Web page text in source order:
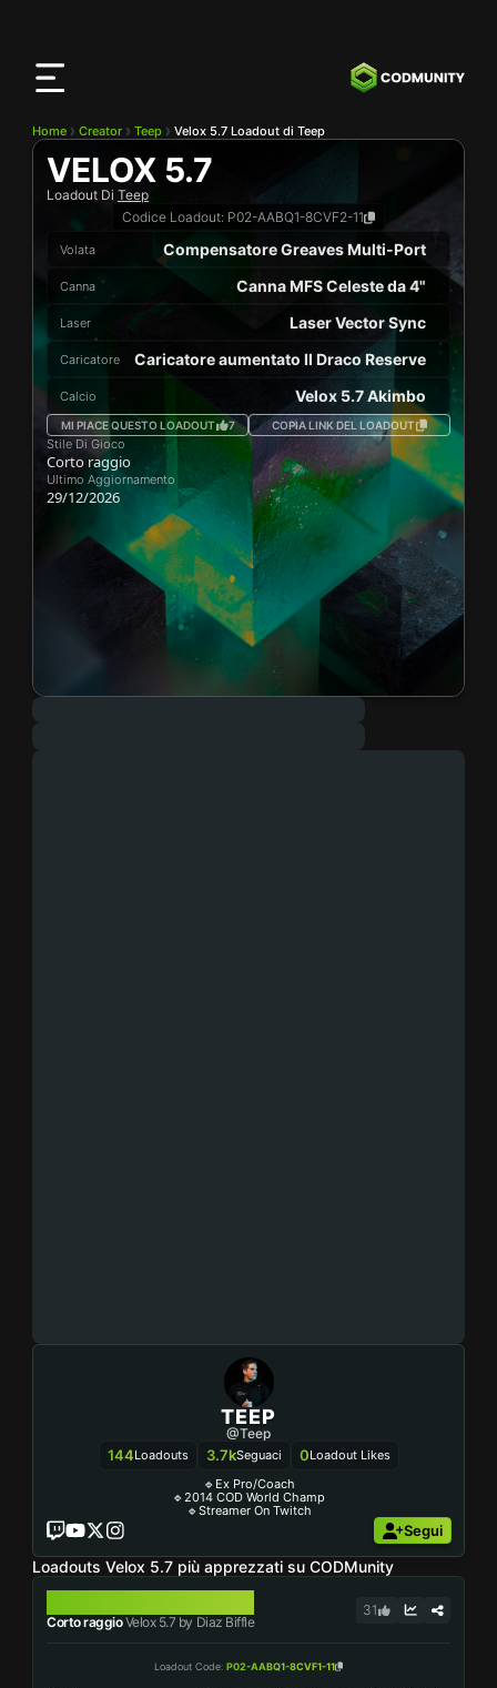
Home Creator Teep Velox 5.7 Loadout di Teep
VELOX 5.7
Loadout Di Teep
Codice Loadout: P02-AABQ1-8CVF2-11
Volata Compensatore Greaves Multi-Port
Canna Canna MFS Celeste da 4"
Laser Laser Vector Sync
Caricatore Caricatore aumentato II Draco Reserve
Calcio Velox 5.7 Akimbo
MI PIACE QUESTO LOADOUT 7 COPIA LINK DEL LOADOUT
Stile Di Gioco
Corto raggio
Ultimo Aggiornamento
29/12/2026
TEEP
@teep
144Loadouts 3.7kSeguaci 0Loadout Likes
🔹Ex Pro/Coach
🔹2014 COD World Champ
🔹Streamer On Twitch
Segui
Loadouts Velox 5.7 più apprezzati su CODMunity
Corto raggioVelox 5.7 by Diaz Biffle
31
Loadout Code: P02-AABQ1-8CVF1-11